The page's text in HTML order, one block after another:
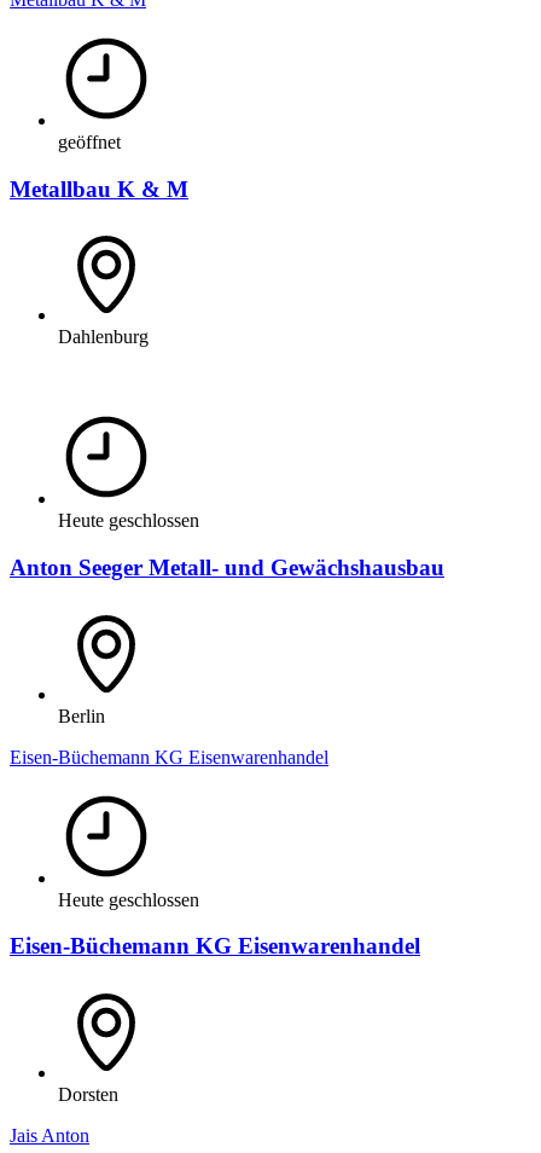
geöffnet
Metallbau K & M
Dahlenburg
Heute geschlossen
Anton Seeger Metall- und Gewächshausbau
Berlin
Eisen-Büchemann KG Eisenwarenhandel
Heute geschlossen
Eisen-Büchemann KG Eisenwarenhandel
Dorsten
Jais Anton